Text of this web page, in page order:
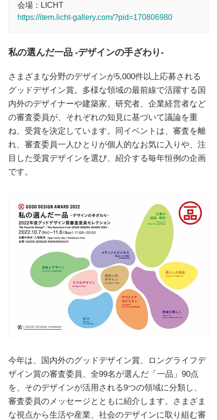
会場：LICHT
https://item.licht-gallery.com/?pid=170806980
私の選んだ一品 -デザインの手ざわり-
さまざまな分野のデザインが5,000件以上応募される
グッドデザイン賞。多様な領域の最前線で活躍する国
内外のデザイナーや建築家、研究者、企業経営者など
の審査委員が、それぞれの知見に基づいて議論を重
ね、受賞を決定しています。同イベントは、審査を離
れ、審査委員一人ひとりが個人的なお気に入りや、注
目した受賞デザインを選び、紹介する毎年恒例の企画
です。
今年は、国内外のグッドデザイン賞、ロングライフデ
ザイン賞の審査委員、全99名が選んだ「一品」90点
を、そのデザインが活用される9つの領域に分類し、
審査委員のメッセージとともに紹介します。さまざま
な視点から生活や産業、社会のデザインに取り組む審